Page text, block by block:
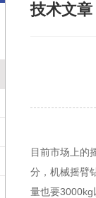
技术文章
目前市场上的
分，机械摇臂
量也要3000kg